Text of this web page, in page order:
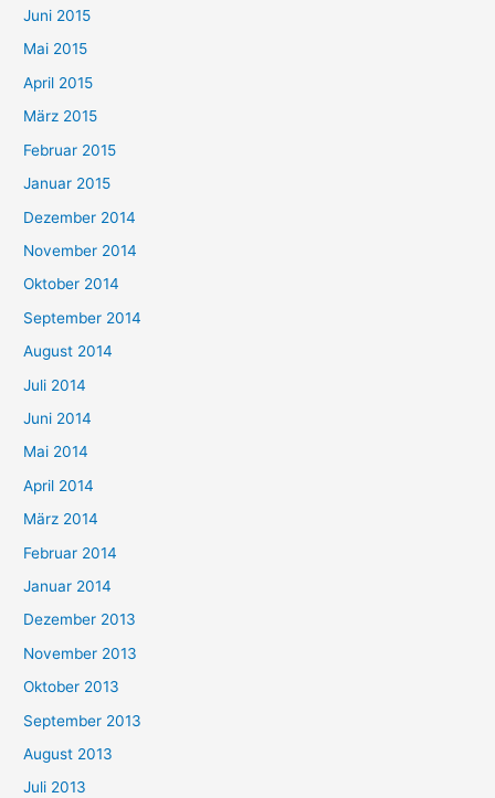
Juni 2015
Mai 2015
April 2015
März 2015
Februar 2015
Januar 2015
Dezember 2014
November 2014
Oktober 2014
September 2014
August 2014
Juli 2014
Juni 2014
Mai 2014
April 2014
März 2014
Februar 2014
Januar 2014
Dezember 2013
November 2013
Oktober 2013
September 2013
August 2013
Juli 2013